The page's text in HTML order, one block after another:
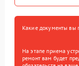
Какие документы вы
На этапе приема
ремонт вам будет